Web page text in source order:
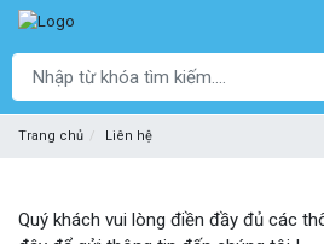
Trang chủ Liên hệ
Quý khách vui lòng điền đầy đủ các